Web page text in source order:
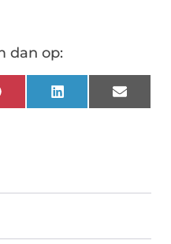
dan op:
PinterestLinkedInEmail